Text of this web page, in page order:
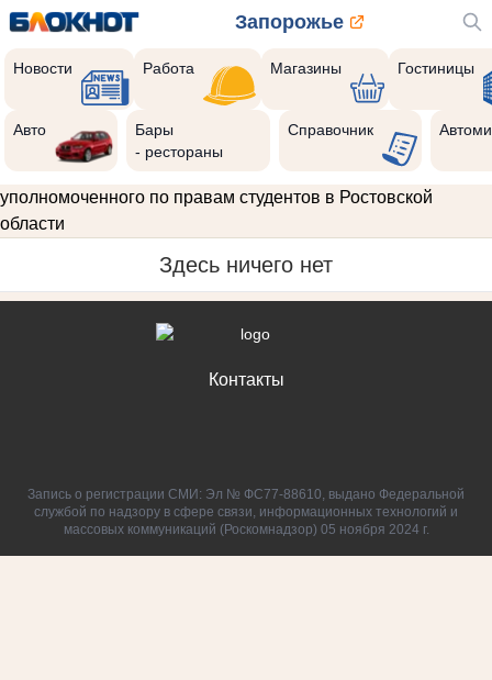
Запорожье
Новости Работа Магазины Гостиницы
Авто
Бары
- рестораны
Справочник
уполномоченного по правам студентов в Ростовской
области
Здесь ничего нет
Контакты
Запись о регистрации СМИ: Эл № ФС77-88610, выдано Федеральной
службой по надзору в сфере связи, информационных технологий и
массовых коммуникаций (Роскомнадзор) 05 ноября 2024 г.